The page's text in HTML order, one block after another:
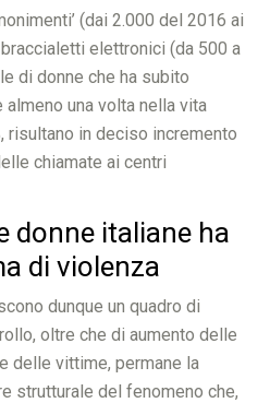
(dai 2.000 del 2016 ai
elettronici (da 500 a
di donne che ha subito
una volta nella vita
risultano in deciso incremento
chiamate ai centri
donne italiane ha
di violenza
dunque un quadro di
oltre che di aumento delle
delle vittime, permane la
strutturale del fenomeno che,